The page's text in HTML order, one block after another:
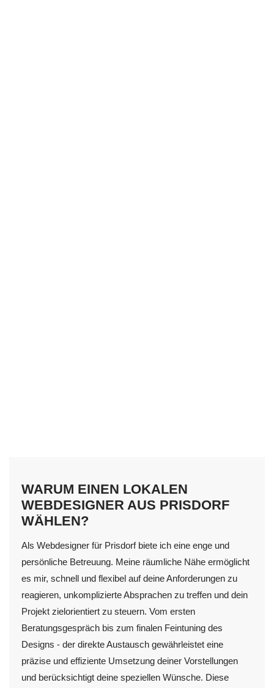
WARUM EINEN LOKALEN
WEBDESIGNER AUS PRISDORF
WÄHLEN?
Als Webdesigner für Prisdorf biete ich eine enge und
persönliche Betreuung. Meine räumliche Nähe ermöglicht
es mir, schnell und flexibel auf deine Anforderungen zu
reagieren, unkomplizierte Absprachen zu treffen und dein
Projekt zielorientiert zu steuern. Vom ersten
Beratungsgespräch bis zum finalen Feintuning des
Designs - der direkte Austausch gewährleistet eine
präzise und effiziente Umsetzung deiner Vorstellungen
und berücksichtigt deine speziellen Wünsche. Diese